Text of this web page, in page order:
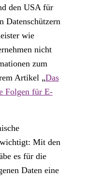
den USA für
Datenschützern
wie
nicht
zum
Artikel „Das
Folgen für E-
Mit den
es für die
Daten eine